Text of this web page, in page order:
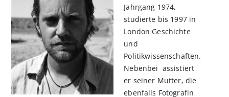
Jahrgang 1974,
studierte bis 1997 in
London Geschichte
und
Politikwissenschaften.
Nebenbei assistiert
er seiner Mutter, die
ebenfalls Fotografin